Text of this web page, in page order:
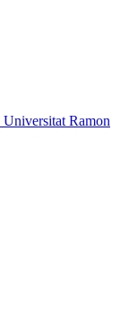
Ramon